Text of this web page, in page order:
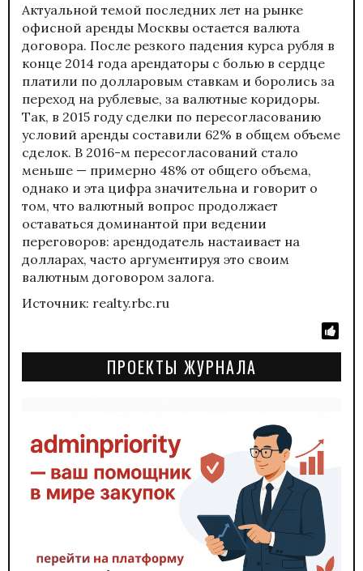
Актуальной темой последних лет на рынке
офисной аренды Москвы остается валюта
договора. После резкого падения курса рубля в
конце 2014 года арендаторы с болью в сердце
платили по долларовым ставкам и боролись за
переход на рублевые, за валютные коридоры.
Так, в 2015 году сделки по пересогласованию
условий аренды составили 62% в общем объеме
сделок. В 2016-м пересогласований стало
меньше — примерно 48% от общего объема,
однако и эта цифра значительна и говорит о
том, что валютный вопрос продолжает
оставаться доминантой при ведении
переговоров: арендодатель настаивает на
долларах, часто аргументируя это своим
валютным договором залога.
Источник: realty.rbc.ru
ПРОЕКТЫ ЖУРНАЛА